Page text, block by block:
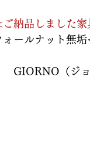
納品しました
ォールナット無
　GIORNO（ジ